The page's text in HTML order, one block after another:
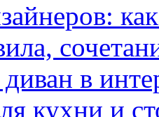
в
кухни и